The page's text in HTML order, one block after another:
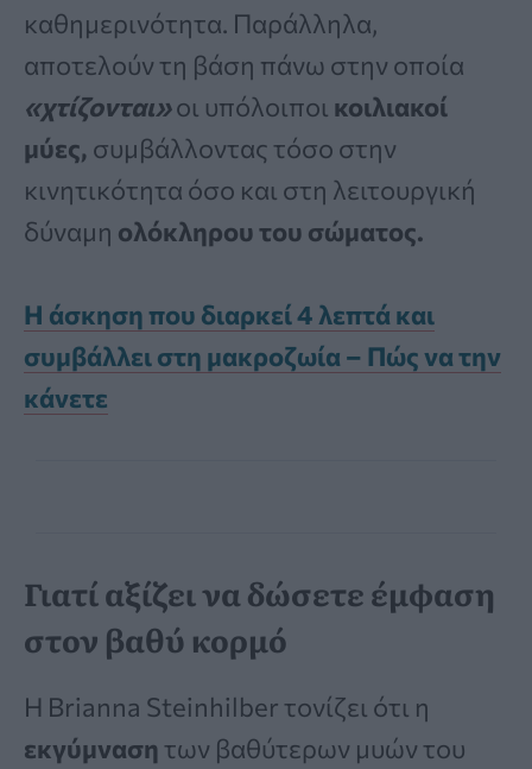
καθημερινότητα. Παράλληλα,
αποτελούν τη βάση πάνω στην οποία
«χτίζονται»οι υπόλοιποι κοιλιακοί
μύες, συμβάλλοντας τόσο στην
κινητικότητα όσο και στη λειτουργική
δύναμη ολόκληρου του σώματος.
Η άσκηση που διαρκεί 4 λεπτά και
συμβάλλει στη μακροζωία – Πώς να την
κάνετε
Γιατί αξίζει να δώσετε έμφαση
στον βαθύ κορμό
Η Brianna Steinhilber τονίζει ότι η
εκγύμναση των βαθύτερων μυών του